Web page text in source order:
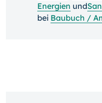
Energien und
bei Baubuch /